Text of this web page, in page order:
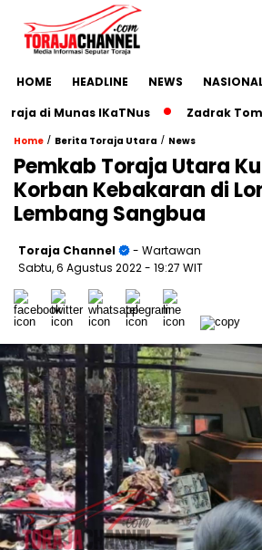
HOME HEADLINE NEWS
Munas IKaTNus
Zadrak Tombeg
Home / Berita Toraja Utara / News
Pemkab Toraja Utara
Korban Kebakaran di
Lembang Sangbua
Toraja Channel
- Wartawan
Sabtu, 6 Agustus 2022- 19:27 WIT